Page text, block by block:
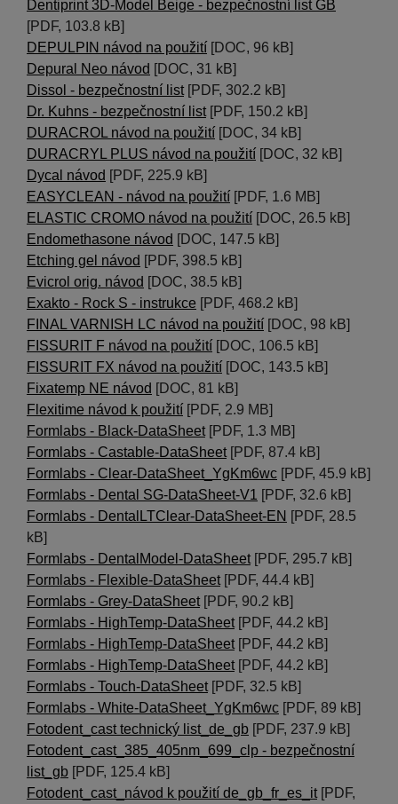
Dentiprint 3D-Model Beige - bezpečnostní list GB
[PDF, 103.8 kB]
DEPULPIN návod na použití [DOC, 96 kB]
Depural Neo návod [DOC, 31 kB]
Dissol - bezpečnostní list[PDF, 302.2 kB]
Dr. Kuhns - bezpečnostní list[PDF, 150.2 kB]
DURACROL návod na použití [DOC, 34 kB]
DURACRYL PLUS návod na použití [DOC, 32 kB]
Dycal návod [PDF, 225.9 kB]
EASYCLEAN - návod na použití [PDF, 1.6 MB]
ELASTIC CROMO návod na použití [DOC, 26.5 kB]
Endomethasone návod [DOC, 147.5 kB]
Etching gel návod [PDF, 398.5 kB]
Evicrol orig. návod [DOC, 38.5 kB]
Exakto - Rock S - instrukce [PDF, 468.2 kB]
FINAL VARNISH LC návod na použití [DOC, 98 kB]
FISSURIT F návod na použití [DOC, 106.5 kB]
FISSURIT FX návod na použití [DOC, 143.5 kB]
Fixatemp NE návod [DOC, 81 kB]
Flexitime návod k použití [PDF, 2.9 MB]
Formlabs - Black-DataSheet[PDF, 1.3 MB]
Formlabs - Castable-DataSheet[PDF, 87.4 kB]
Formlabs - Clear-DataSheet_YgKm6wc [PDF, 45.9 kB]
Formlabs - Dental SG-DataSheet-V1 [PDF, 32.6 kB]
Formlabs - DentalLTClear-DataSheet-EN [PDF, 28.5
kB]
Formlabs - DentalModel-DataSheet[PDF, 295.7 kB]
Formlabs - Flexible-DataSheet[PDF, 44.4 kB]
Formlabs - Grey-DataSheet[PDF, 90.2 kB]
Formlabs - HighTemp-DataSheet[PDF, 44.2 kB]
Formlabs - HighTemp-DataSheet[PDF, 44.2 kB]
Formlabs - HighTemp-DataSheet[PDF, 44.2 kB]
Formlabs - Touch-DataSheet[PDF, 32.5 kB]
Formlabs - White-DataSheet_YgKm6wc [PDF, 89 kB]
Fotodent_cast technický list_de_gb [PDF, 237.9 kB]
Fotodent_cast_385_405nm_699_clp - bezpečnostní
list_gb [PDF, 125.4 kB]
Fotodent_cast_návod k použití de_gb_fr_es_it[PDF,